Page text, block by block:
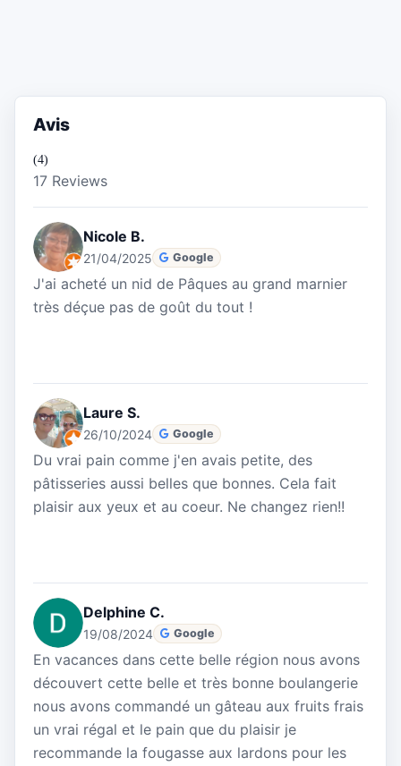
Avis
(4)
17 Reviews
Nicole B.
21/04/2025 Google
J'ai acheté un nid de Pâques au grand marnier
très déçue pas de goût du tout !
Laure S.
26/10/2024 Google
Du vrai pain comme j'en avais petite, des
pâtisseries aussi belles que bonnes. Cela fait
plaisir aux yeux et au coeur. Ne changez rien!!
Delphine C.
19/08/2024 Google
En vacances dans cette belle région nous avons
découvert cette belle et très bonne boulangerie
nous avons commandé un gâteau aux fruits frais
un vrai régal et le pain que du plaisir je
recommande la fougasse aux lardons pour les